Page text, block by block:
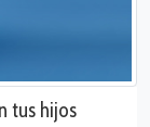
tus hijos